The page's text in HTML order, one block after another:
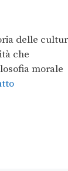
delle
che
morale